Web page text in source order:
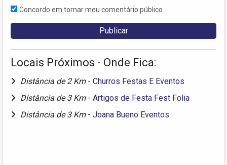
Concordo em tornar meu comentário público
Locais Próximos - Onde Fica:
Distância de 2 Km - Churros Festas E Eventos
Distância de 3 Km - Artigos de Festa Fest Folia
Distância de 3 Km - Joana Bueno Eventos